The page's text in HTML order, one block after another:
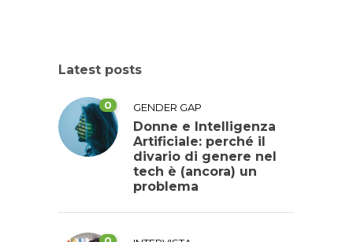
Latest posts
0 GENDER GAP
Donne e Intelligenza
Artificiale: perché il
divario di genere nel
tech è (ancora) un
problema